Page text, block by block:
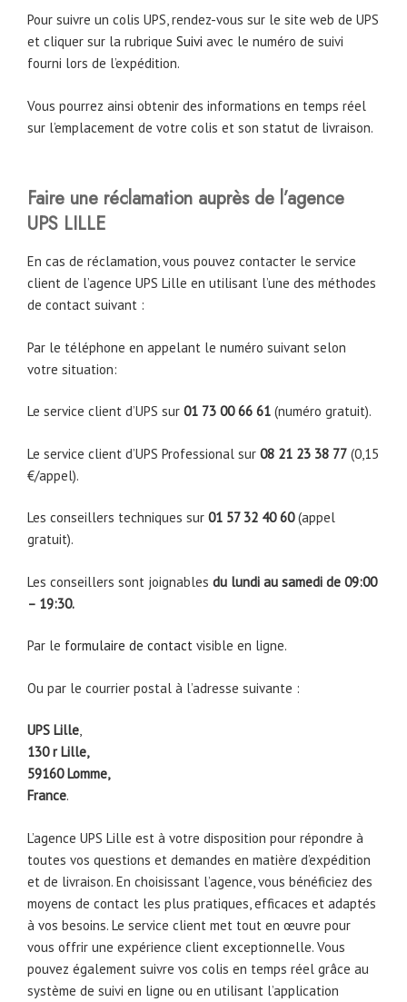
Pour suivre un colis UPS, rendez-vous sur le site web de UPS
et cliquer sur la rubrique Suivi avec le numéro de suivi
fourni lors de l’expédition.
Vous pourrez ainsi obtenir des informations en temps réel
sur l’emplacement de votre colis et son statut de livraison.
Faire une réclamation auprès de l’agence
UPS LILLE
En cas de réclamation, vous pouvez contacter le service
client de l’agence UPS Lille en utilisant l’une des méthodes
de contact suivant :
Par le téléphone en appelant le numéro suivant selon
votre situation:
Le service client d’UPS sur 01 73 00 66 61 (numéro gratuit).
Le service client d’UPS Professional sur 08 21 23 38 77 (0,15
€/appel).
Les conseillers techniques sur 01 57 32 40 60(appel
gratuit).
Les conseillers sont joignables du lundi au samedi de 09:00
– 19:30.
Par le formulaire de contact visible en ligne.
Ou par le courrier postal à l’adresse suivante :
UPS Lille,
130 r Lille,
59160 Lomme,
France.
L’agence UPS Lille est à votre disposition pour répondre à
toutes vos questions et demandes en matière d’expédition
et de livraison. En choisissant l’agence, vous bénéficiez des
moyens de contact les plus pratiques, efficaces et adaptés
à vos besoins. Le service client met tout en œuvre pour
vous offrir une expérience client exceptionnelle. Vous
pouvez également suivre vos colis en temps réel grâce au
système de suivi en ligne ou en utilisant l’application